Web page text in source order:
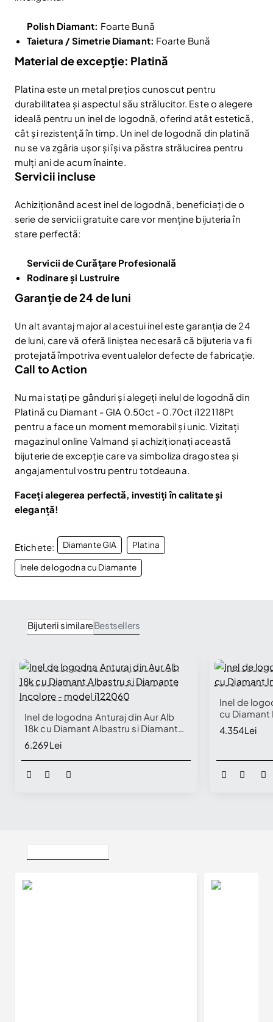
Reduceri și noutăți doar pentru abonați
Fii la curent cu noutățile și promoțiile abonându-te
la newsletter-ul nostru.
Nu mai afișa.
Polish Diamant: Foarte Bună
Taietura / Simetrie Diamant: Foarte Bună
Material de excepție: Platină
Platina este un metal prețios cunoscut pentru
durabilitatea și aspectul său strălucitor. Este o alegere
ideală pentru un inel de logodnă, oferind atât estetică,
cât și rezistență în timp. Un inel de logodnă din platină
nu se va zgâria ușor și își va păstra strălucirea pentru
mulți ani de acum înainte.
Servicii incluse
Achiziționând acest inel de logodnă, beneficiați de o
serie de servicii gratuite care vor menține bijuteria în
stare perfectă:
Servicii de Curățare Profesională
Rodinare și Lustruire
Garanție de 24 de luni
Un alt avantaj major al acestui inel este garanția de 24
de luni, care vă oferă liniștea necesară că bijuteria va fi
protejată împotriva eventualelor defecte de fabricație.
Call to Action
Nu mai stați pe gânduri și alegeți inelul de logodnă din
Platină cu Diamant - GIA 0.50ct - 0.70ct i122118Pt
pentru a face un moment memorabil și unic. Vizitați
magazinul online Valmand și achiziționați această
bijuterie de excepție care va simboliza dragostea și
angajamentul vostru pentru totdeauna.
Faceți alegerea perfectă, investiți în calitate și
eleganță!
Etichete: Diamante GIA Platina
Inele de logodna cu Diamante
Bijuterii similareBestsellers
Inel de logodna Anturaj din Aur Alb
18k cu Diamant Albastru si Diamante
Incolore - model i122060
6.269Lei
Inel de
cu Diamant
4.354Lei